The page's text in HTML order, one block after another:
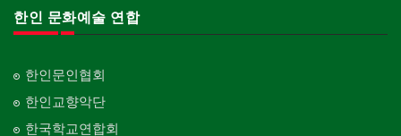
한인 문화예술 연합
한인문인협회
한인교향악단
한국학교연합회